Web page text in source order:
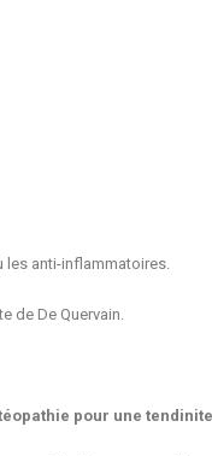
les anti-inflammatoires.
de De Quervain.
pour une